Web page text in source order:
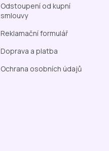
Odstoupení od kupní
smlouvy
Reklamační formulář
Doprava a platba
Ochrana osobních údajů